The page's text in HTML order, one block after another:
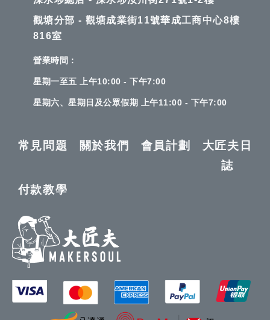
觀塘分部 - 觀塘成業街11號華成工商中心8樓
816室
營業時間：
星期一至五 上午10:00 - 下午7:00
星期六、星期日及公眾假期 上午11:00 - 下午7:00
常見問題 關於我們 會員計劃
大匠夫日
誌
付款教學